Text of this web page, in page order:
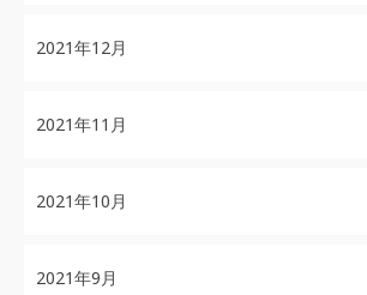
2021年12月
2021年11月
2021年10月
2021年9月